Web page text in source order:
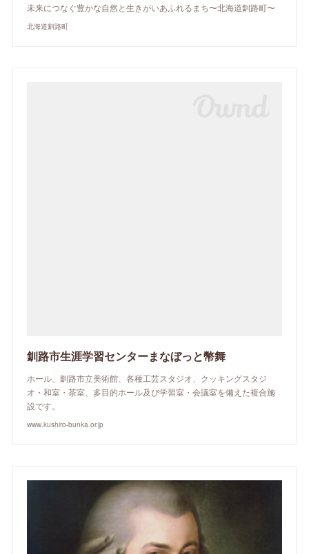
未来につなぐ豊かな自然と生きがいあふれるまち〜北海道釧路町〜
北海道釧路町
釧路市生涯学習センターまなぼっと幣舞
ホール、釧路市立美術館、各種工芸スタジオ、クッキングスタジ
オ・和室・茶室、多目的ホール及び学習室・会議室を備えた複合施
設です。
www.kushiro-bunka.or.jp